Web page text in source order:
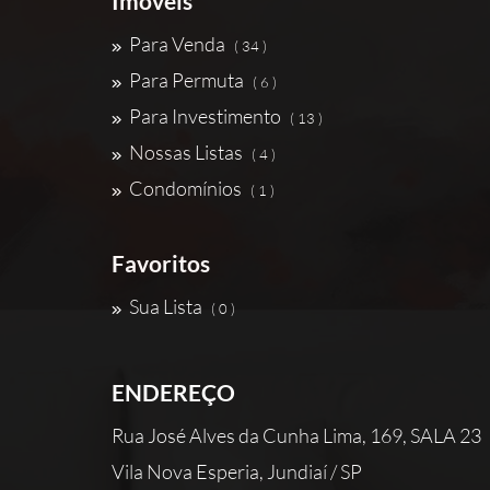
Para Venda ( 34 )
Para Permuta ( 6 )
Para Investimento ( 13 )
Nossas Listas ( 4 )
Condomínios ( 1 )
Favoritos
Sua Lista ( 0 )
ENDEREÇO
Rua José Alves da Cunha Lima, 169, SALA 23
Vila Nova Esperia, Jundiaí / SP